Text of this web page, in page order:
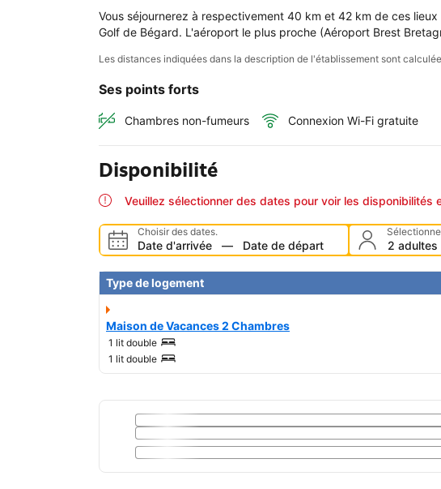
Vous séjournerez à respectivement 40 km et 42 km de ces lieux
Golf de Bégard. L'aéroport le plus proche (Aéroport Brest
Les distances indiquées dans la description de l'établissement sont
Ses points forts
Chambres non-fumeurs Connexion Wi-Fi gratuite
Disponibilité
Veuillez sélectionner des dates pour voir les disponibilités
Choisir des dates.
Date d'arrivée — Date de départ 2 adultes
Type de logement
Maison de Vacances 2 Chambres
1 lit double
1 lit double